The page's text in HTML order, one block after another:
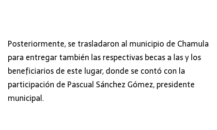
Posteriormente, se trasladaron al municipio de Chamula
para entregar también las respectivas becas a las y los
beneficiarios de este lugar, donde se contó con la
participación de Pascual Sánchez Gómez, presidente
municipal.